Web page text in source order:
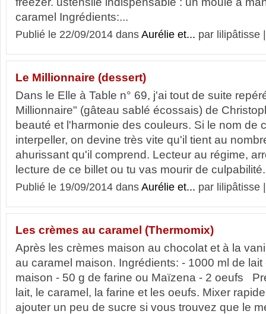
caramel Ingrédients:...
Publié le 22/09/2014 dans Aurélie et... par lilipâtisse
Le Millionnaire (dessert)
Dans le Elle à Table n° 69, j'ai tout de suite
Millionnaire" (gâteau sablé écossais) de
beauté et l'harmonie des couleurs. Si le nom de
interpeller, on devine très vite qu'il tient au
ahurissant qu'il comprend. Lecteur au régime,
lecture de ce billet ou tu vas mourir de
Publié le 19/09/2014 dans Aurélie et... par lilipâtisse
Les crèmes au caramel (Thermomix)
Après les crèmes maison au chocolat et à la
au caramel maison. Ingrédients: - 1000 ml de
maison - 50 g de farine ou Maïzena - 2 oeufs
lait, le caramel, la farine et les oeufs. Mixer
ajouter un peu de sucre si vous trouvez que le